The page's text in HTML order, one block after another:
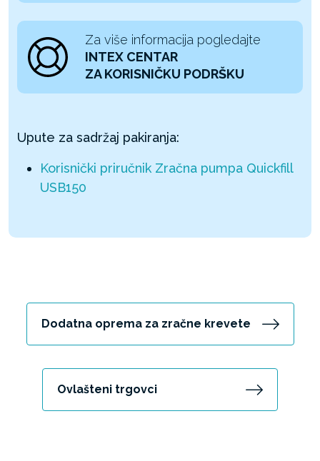
Za više informacija pogledajte
INTEX CENTAR
ZA KORISNIČKU PODRŠKU
Upute za sadržaj pakiranja:
Korisnički priručnik Zračna pumpa Quickfill
USB150
Dodatna oprema za zračne krevete
Ovlašteni trgovci